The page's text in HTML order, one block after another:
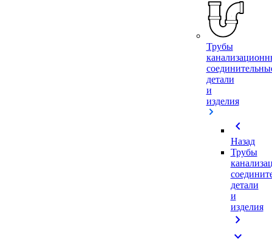
Трубы
детали
и
изделия
chevron_left
Назад
Трубы
детали
и
изделия
chevron_right
expand_more